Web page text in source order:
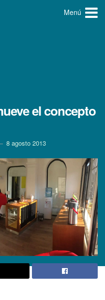
Menú
el concepto
8 agosto 2013